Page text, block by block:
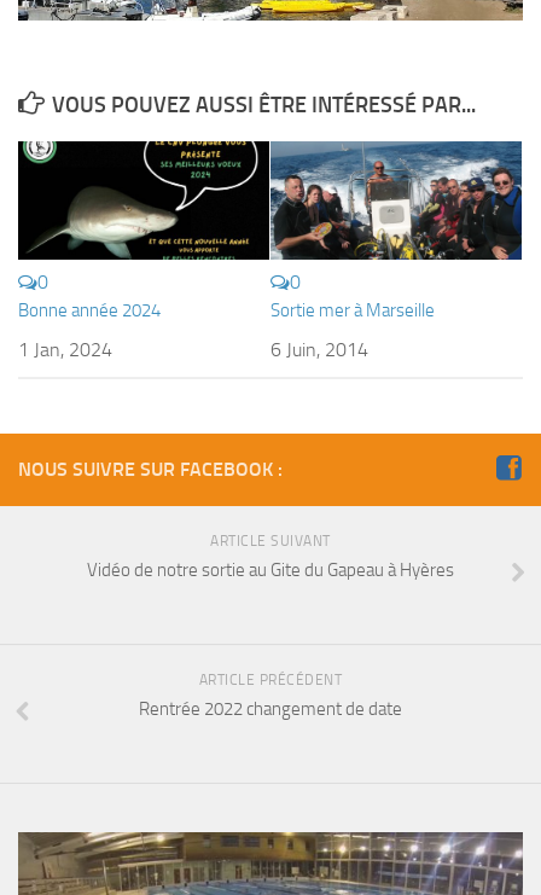
VOUS POUVEZ AUSSI ÊTRE INTÉRESSÉ PAR...
0
Bonne année 2024
1 Jan, 2024
0
Sortie mer à Marseille
6 Juin, 2014
NOUS SUIVRE SUR FACEBOOK :
ARTICLE SUIVANT
Vidéo de notre sortie au Gite du Gapeau à Hyères
ARTICLE PRÉCÉDENT
Rentrée 2022 changement de date